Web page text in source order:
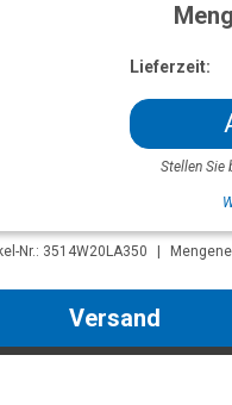
Lieferzeit:
Stellen Sie
Nr.: 3514W20LA350
Versand